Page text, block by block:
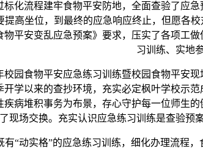
流程建牢食物平安防地，全面查验了应急
高坐位，到最终的应急响应终止，但愿各
平安变乱应急预案》要求，压实了各项工
习训练、实地
食物平安应急练习训练暨校园食物平安
学以来的查抄环境，充实必定枫叶学校示
病堆积事务为布景，存心守护每一位师生
现场交换。充实认识应急练习训练是查验预
动实格”的应急练习训练，细化办理流程，